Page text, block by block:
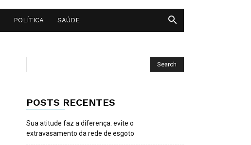
POLÍTICA SAÚDE
POSTS RECENTES
Sua atitude faz a diferença: evite o
extravasamento da rede de esgoto